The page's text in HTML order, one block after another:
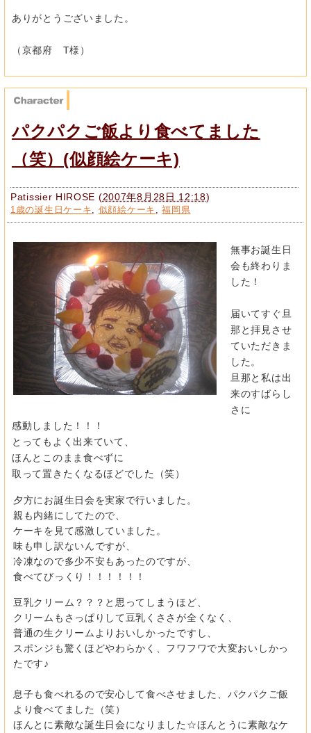
ありがとうございました。
（京都府 T様）
パクパクご飯より食べてました
（笑）(似顔絵ケーキ)
Patissier HIROSE (2007年8月28日 12:18)
1歳の誕生日ケーキ 似顔絵ケーキ ,福岡県
無事お誕生日
会も終わりま
した！
届いてすぐ旦
那と拝見させ
ていただきま
した。
旦那と私は出
来のすばらし
さに
感動しました！！！
とってもよく出来ていて、
ほんとこのまま食べずに
取って置きたくなるほどでした（笑）
夕方にお誕生日会を実家で行いました。
親も内緒にしてたので、
ケーキを見て感激していました。
味も申し訳ないんですが、
冷凍なので多少不安もあったのですが、
食べてびっくり！！！！！！
豆乳クリーム？？？と思ってしまうほど、
クリームもさっぱりして豆乳くささが全くなく、
普通の生クリームよりおいしかったですし、
スポンジも驚くほどやわらかく、フワフワで大変おいしかっ
たです♪
息子も食べれるので安心して食べさせました、パクパクご飯
より食べてました（笑）
ほんとに素敵な誕生日会になりました☆ほんとうに素敵なケ